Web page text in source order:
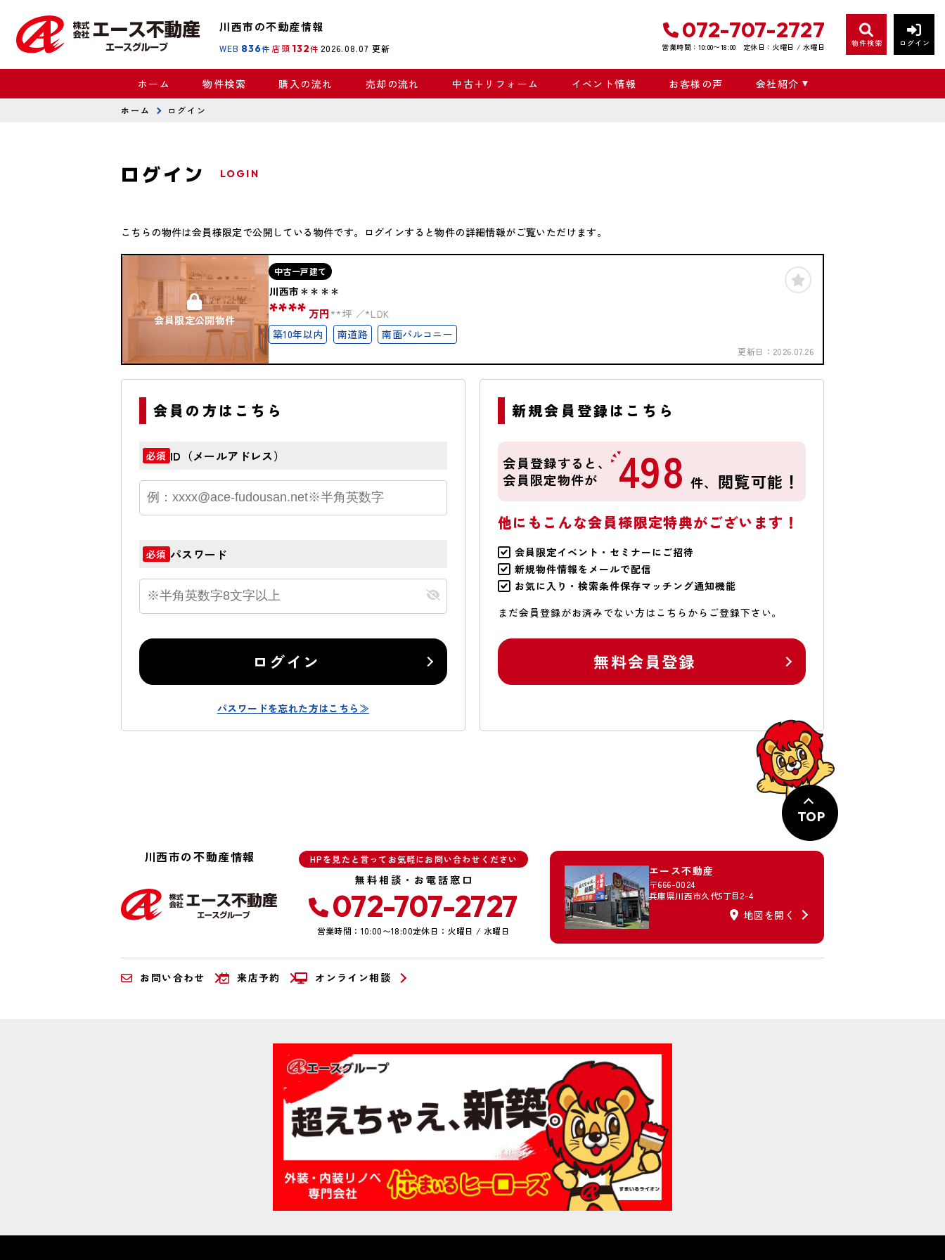
川西市の不動産情報
WEB 836件 店頭 132件 2026.08.07 更新
072-707-2727
営業時間：10:00〜18:00 定休日：火曜日 / 水曜日 物件検索 ログイン
ホーム 物件検索 購入の流れ 売却の流れ 中古＋リフォーム イベント情報 お客様の声 会社紹介
ホーム ログイン
ログイン LOGIN
こちらの物件は会員様限定で公開している物件です。ログインすると物件の詳細情報がご覧いただけます。
会員限定公開物件
中古一戸建て
川西市＊＊＊＊
****万円 **坪
*LDK
築10年以内
南道路 南面バルコニー
更新日： 2026.07.26
会員の方はこちら
必須 ID（メールアドレス）
必須 パスワード
ログイン
パスワードを忘れた方はこちら≫
新規会員登録はこちら
会員登録すると、
会員限定物件が
498 件、 閲覧可能！
他にもこんな会員様限定特典がございます！
会員限定イベント・セミナーにご招待
新規物件情報をメールで配信
お気に入り・検索条件保存マッチング通知機能
まだ会員登録がお済みでない方はこちらからご登録下さい。
無料会員登録
TOP
川西市の不動産情報 HPを見たと言ってお気軽にお問い合わせください
無料相談・お電話窓口
072-707-2727
営業時間：10:00〜18:00定休日：火曜日 / 水曜日
エース不動産
〒666-0024
兵庫県川西市久代5丁目2-4
地図を開く
お問い合わせ 来店予約 オンライン相談